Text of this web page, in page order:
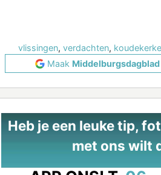
vlissingen, verdachten, koudekerke
Maak Middelburgsdagblad
Heb je een leuke tip,
met ons wilt